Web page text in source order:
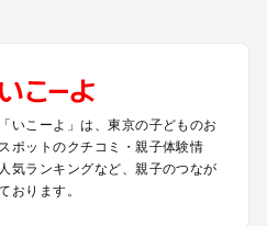
プールお出かけ
自由が丘のプールお出かけ
・石神井のプールお出かけ
ヶ谷のプールお出かけ
・築地・月島のプールお出かけ
いこーよ」は、東京の子どものお
ポットのクチコミ・親子体験情
気ランキングなど、親子のつなが
おります。